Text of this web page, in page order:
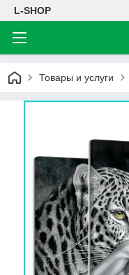
L-SHOP
Товары и услуги